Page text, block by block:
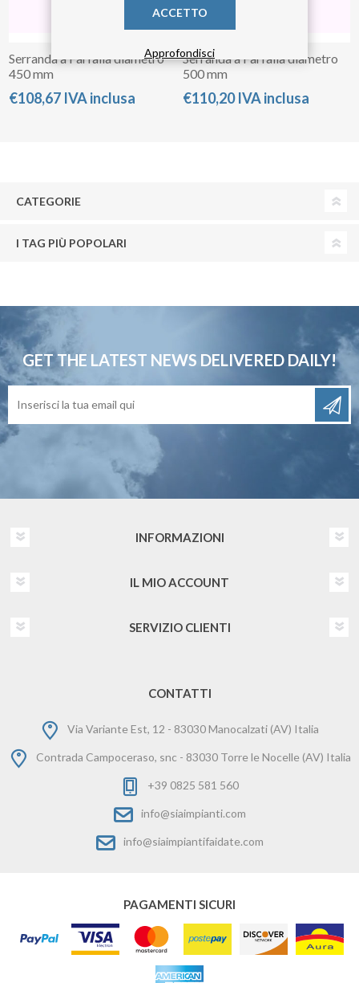
Serranda a Farfalla diametro
450 mm
€108,67 IVA inclusa
Serranda a Farfalla diametro
500 mm
€110,20 IVA inclusa
CATEGORIE
I TAG PIÙ POPOLARI
GET THE LATEST NEWS DELIVERED DAILY!
INFORMAZIONI
IL MIO ACCOUNT
SERVIZIO CLIENTI
CONTATTI
Via Variante Est, 12 - 83030 Manocalzati (AV) Italia
Contrada Campoceraso, snc - 83030 Torre le Nocelle (AV) Italia
+39 0825 581 560
info@siaimpianti.com
info@siaimpiantifaidate.com
PAGAMENTI SICURI
ACCETTO
Approfondisci